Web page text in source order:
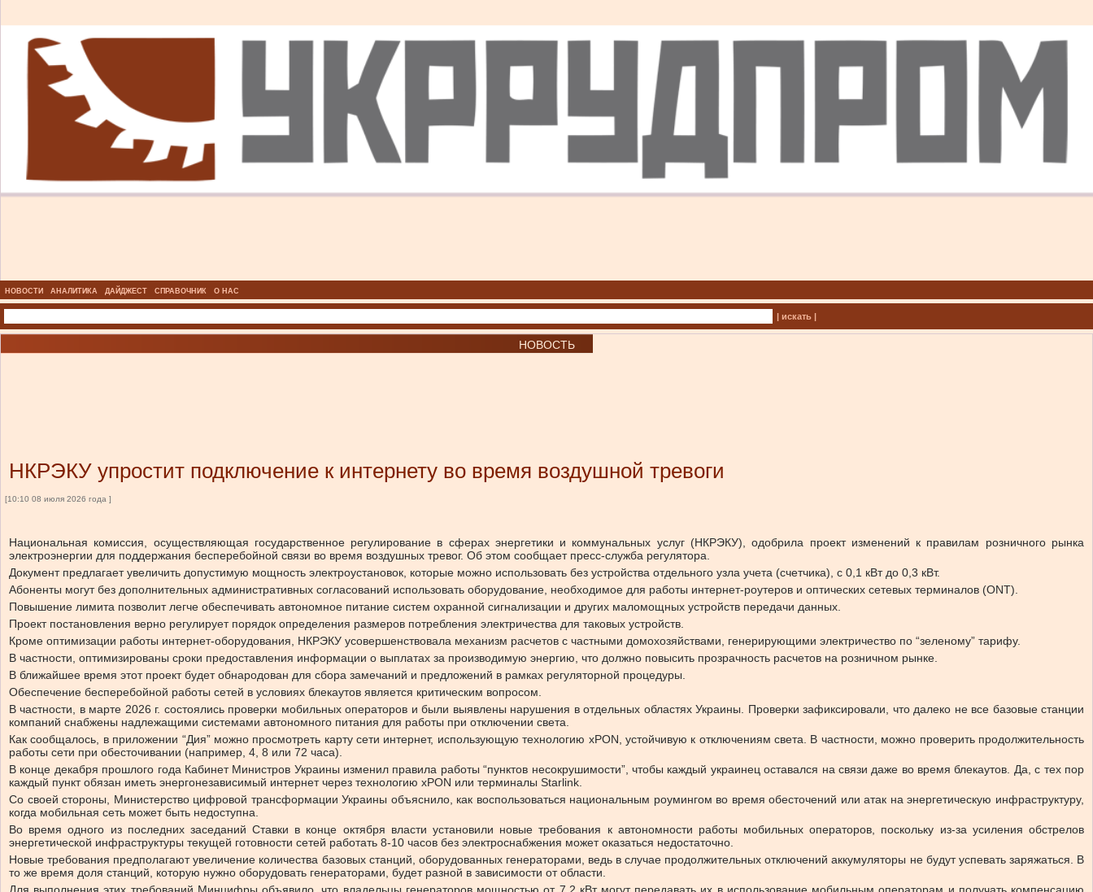
НОВОСТИ АНАЛИТИКА ДАЙДЖЕСТ СПРАВОЧНИК О НАС
| искать |
НОВОСТЬ
НКРЭКУ упростит подключение к интернету во время воздушной тревоги
[10:10 08 июля 2026 года ]
Национальная комиссия, осуществляющая государственное регулирование в сферах энергетики и коммунальных услуг (НКРЭКУ), одобрила проект изменений к правилам розничного рынка
электроэнергии для поддержания бесперебойной связи во время воздушных тревог. Об этом сообщает пресс-служба регулятора.
Документ предлагает увеличить допустимую мощность электроустановок, которые можно использовать без устройства отдельного узла учета (счетчика), с 0,1 кВт до 0,3 кВт.
Абоненты могут без дополнительных административных согласований использовать оборудование, необходимое для работы интернет-роутеров и оптических сетевых терминалов (ONT).
Повышение лимита позволит легче обеспечивать автономное питание систем охранной сигнализации и других маломощных устройств передачи данных.
Проект постановления верно регулирует порядок определения размеров потребления электричества для таковых устройств.
Кроме оптимизации работы интернет-оборудования, НКРЭКУ усовершенствовала механизм расчетов с частными домохозяйствами, генерирующими электричество по “зеленому” тарифу.
В частности, оптимизированы сроки предоставления информации о выплатах за производимую энергию, что должно повысить прозрачность расчетов на розничном рынке.
В ближайшее время этот проект будет обнародован для сбора замечаний и предложений в рамках регуляторной процедуры.
Обеспечение бесперебойной работы сетей в условиях блекаутов является критическим вопросом.
В частности, в марте 2026 г. состоялись проверки мобильных операторов и были выявлены нарушения в отдельных областях Украины. Проверки зафиксировали, что далеко не все базовые станции
компаний снабжены надлежащими системами автономного питания для работы при отключении света.
Как сообщалось, в приложении “Дия” можно просмотреть карту сети интернет, использующую технологию xPON, устойчивую к отключениям света. В частности, можно проверить продолжительность
работы сети при обесточивании (например, 4, 8 или 72 часа).
В конце декабря прошлого года Кабинет Министров Украины изменил правила работы “пунктов несокрушимости”, чтобы каждый украинец оставался на связи даже во время блекаутов. Да, с тех пор
каждый пункт обязан иметь энергонезависимый интернет через технологию xPON или терминалы Starlink.
Со своей стороны, Министерство цифровой трансформации Украины объяснило, как воспользоваться национальным роумингом во время обесточений или атак на энергетическую инфраструктуру,
когда мобильная сеть может быть недоступна.
Во время одного из последних заседаний Ставки в конце октября власти установили новые требования к автономности работы мобильных операторов, поскольку из-за усиления обстрелов
энергетической инфраструктуры текущей готовности сетей работать 8-10 часов без электроснабжения может оказаться недостаточно.
Новые требования предполагают увеличение количества базовых станций, оборудованных генераторами, ведь в случае продолжительных отключений аккумуляторы не будут успевать заряжаться. В
то же время доля станций, которую нужно оборудовать генераторами, будет разной в зависимости от области.